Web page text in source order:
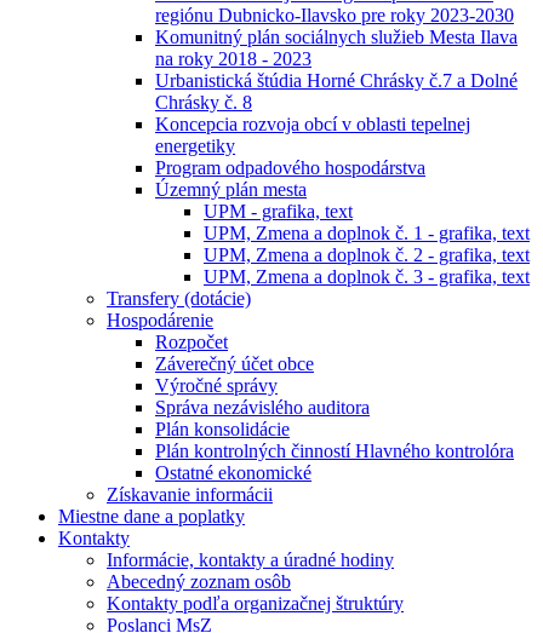
regiónu Dubnicko-Ilavsko pre roky 2023-2030
Komunitný plán sociálnych služieb Mesta Ilava
na roky 2018 - 2023
Urbanistická štúdia Horné Chrásky č.7 a Dolné
Chrásky č. 8
Koncepcia rozvoja obcí v oblasti tepelnej
energetiky
Program odpadového hospodárstva
Územný plán mesta
UPM - grafika, text
UPM, Zmena a doplnok č. 1 - grafika, text
UPM, Zmena a doplnok č. 2 - grafika, text
UPM, Zmena a doplnok č. 3 - grafika, text
Transfery (dotácie)
Hospodárenie
Rozpočet
Záverečný účet obce
Výročné správy
Správa nezávislého auditora
Plán konsolidácie
Plán kontrolných činností Hlavného kontrolóra
Ostatné ekonomické
Získavanie informácii
Miestne dane a poplatky
Kontakty
Informácie, kontakty a úradné hodiny
Abecedný zoznam osôb
Kontakty podľa organizačnej štruktúry
Poslanci MsZ